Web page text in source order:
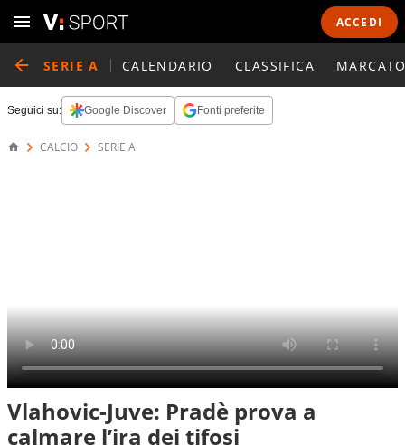
ACCEDI
SERIE A CALENDARIO CLASSIFICA
Seguici su: Google Discover Fonti preferite
CALCIO SERIE A
Vlahovic-Juve: Pradè prova a
calmare l’ira dei tifosi